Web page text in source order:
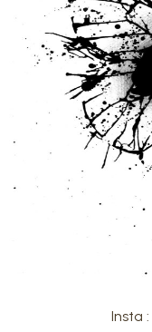
Insta :